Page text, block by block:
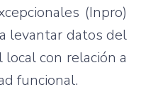
(Inpro)
levantar datos del
local con relación a
funcional.